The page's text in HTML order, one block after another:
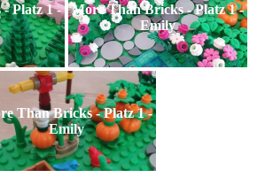
Platz 1 -
More Than Bricks - Platz 1 -
Emily
Than Bricks - Platz 1 -
Emily